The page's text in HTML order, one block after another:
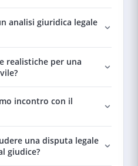
analisi giuridica legale
realistiche per una
incontro con il
una disputa legale
giudice?